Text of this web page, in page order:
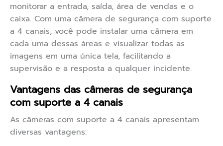
monitorar a entrada, saída, área de vendas e o
caixa. Com uma câmera de segurança com suporte
a 4 canais, você pode instalar uma câmera em
cada uma dessas áreas e visualizar todas as
imagens em uma única tela, facilitando a
supervisão e a resposta a qualquer incidente.
Vantagens das câmeras de segurança
com suporte a 4 canais
As câmeras com suporte a 4 canais apresentam
diversas vantagens: